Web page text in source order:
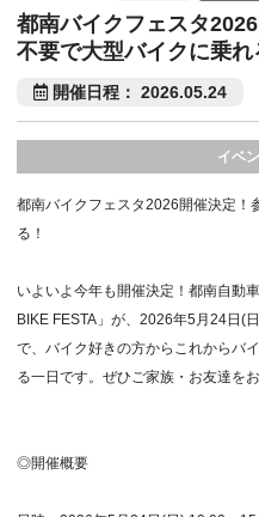
都南バイクフェスタ
不要で大型バイクに乗れ
開催日程： 2026.05.24
イベ
都南バイクフェスタ2026開催決定！
る！
いよいよ今年も開催決定！都南自動
BIKE FESTA」が、2026年5月24日(
で、バイク好きの方からこれからバ
る一日です。ぜひご家族・お友達を
◎開催概要